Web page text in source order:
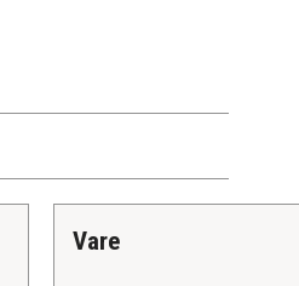
vare